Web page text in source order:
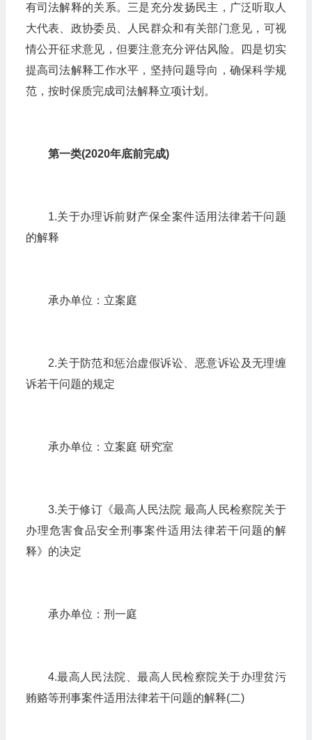
有司法解释的关系。三是充分发扬民主，广泛听取人
大代表、政协委员、人民群众和有关部门意见，可视
情公开征求意见，但要注意充分评估风险。四是切实
提高司法解释工作水平，坚持问题导向，确保科学规
范，按时保质完成司法解释立项计划。
第一类(2020年底前完成)
1.关于办理诉前财产保全案件适用法律若干问题
的解释
承办单位：立案庭
2.关于防范和惩治虚假诉讼、恶意诉讼及无理缠
诉若干问题的规定
承办单位：立案庭 研究室
3.关于修订《最高人民法院 最高人民检察院关于
办理危害食品安全刑事案件适用法律若干问题的解
释》的决定
承办单位：刑一庭
4.最高人民法院、最高人民检察院关于办理贫污
贿赂等刑事案件适用法律若干问题的解释(二)